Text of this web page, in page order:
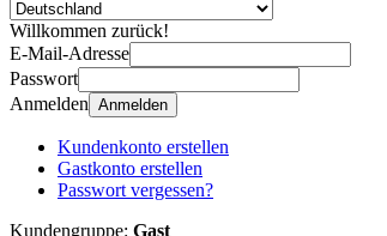
Willkommen zurück!
E-Mail-Adresse
Passwort
Anmelden Anmelden
Kundenkonto erstellen
Gastkonto erstellen
Passwort vergessen?
Kundengruppe: Gast